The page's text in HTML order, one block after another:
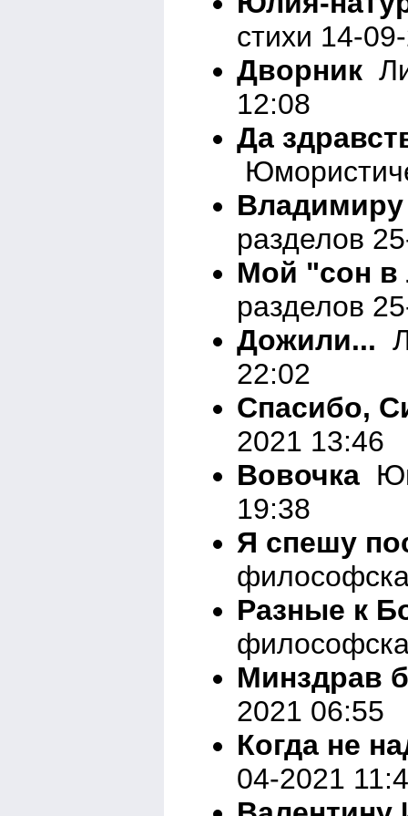
стихи 14-
Дворник
12:08
Да
разделов
Мой "сон в
разделов
Дожили...
22:02
Спасибо,
2021 13:46
Вовочка
19:38
Я спешу
Разные к
Минздрав
2021 06:55
Когда не
04-2021